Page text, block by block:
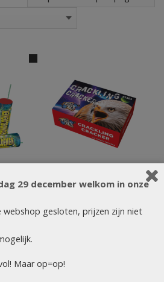
29 december welkom in onze
gesloten, prijzen zijn niet
Maar op=op!